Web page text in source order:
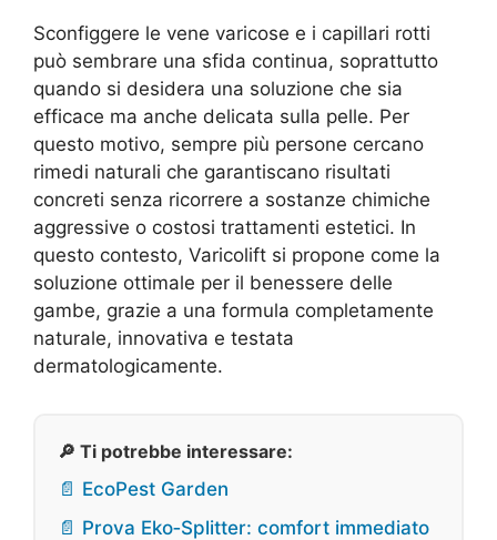
Sconfiggere le vene varicose e i capillari rotti
può sembrare una sfida continua, soprattutto
quando si desidera una soluzione che sia
efficace ma anche delicata sulla pelle. Per
questo motivo, sempre più persone cercano
rimedi naturali che garantiscano risultati
concreti senza ricorrere a sostanze chimiche
aggressive o costosi trattamenti estetici. In
questo contesto, Varicolift si propone come la
soluzione ottimale per il benessere delle
gambe, grazie a una formula completamente
naturale, innovativa e testata
dermatologicamente.
🔎 Ti potrebbe interessare:
📄 EcoPest Garden
📄 Prova Eko‑Splitter: comfort immediato